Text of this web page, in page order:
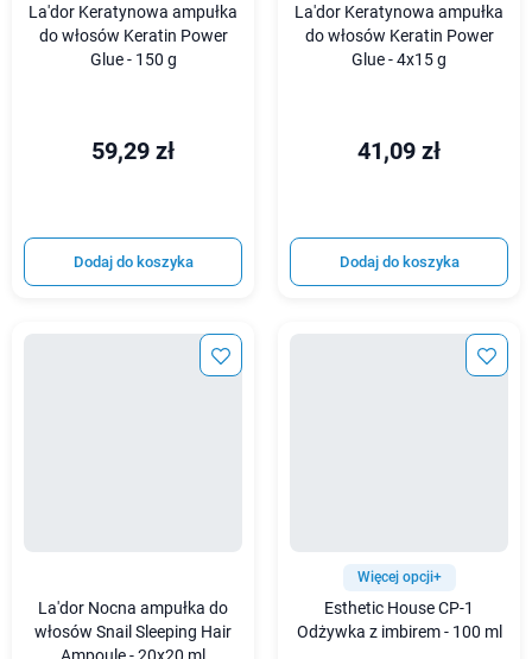
La'dor Keratynowa ampułka
do włosów Keratin Power
Glue - 150 g
59,29 zł
Dodaj do koszyka
La'dor Keratynowa ampułka
do włosów Keratin Power
Glue - 4x15 g
41,09 zł
Dodaj do koszyka
La'dor Nocna ampułka do
włosów Snail Sleeping Hair
Więcej opcji+
Esthetic House CP-1
Odżywka z imbirem - 100 ml